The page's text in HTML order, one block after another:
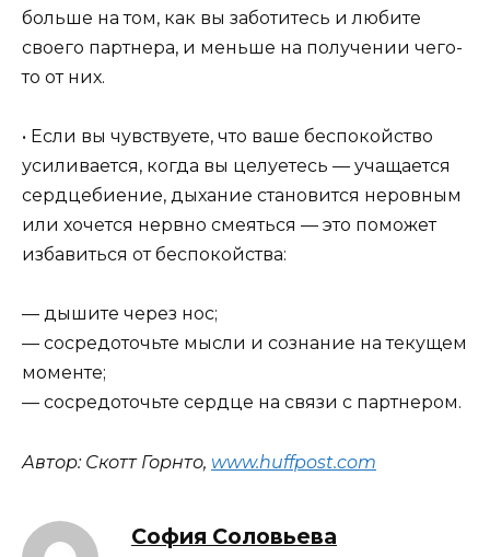
больше на том, как вы заботитесь и любите
своего партнера, и меньше на получении чего-
то от них.
• Если вы чувствуете, что ваше беспокойство
усиливается, когда вы целуетесь — учащается
сердцебиение, дыхание становится неровным
или хочется нервно смеяться — это поможет
избавиться от беспокойства:
— дышите через нос;
— сосредоточьте мысли и сознание на текущем
моменте;
— сосредоточьте сердце на связи с партнером.
Автор: Скотт Горнто, www.huffpost.com
София Соловьева